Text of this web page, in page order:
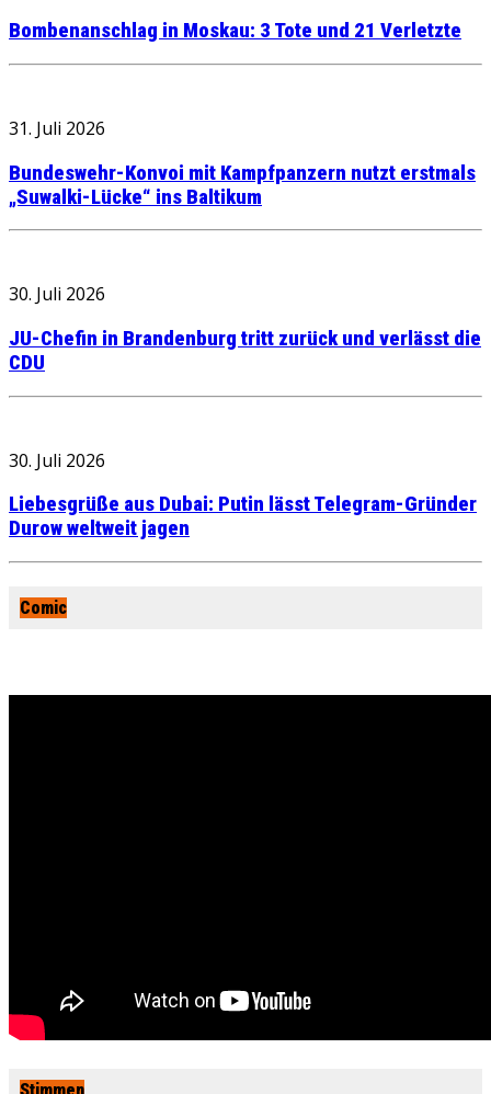
Bombenanschlag in Moskau: 3 Tote und 21 Verletzte
31. Juli 2026
Bundeswehr-Konvoi mit Kampfpanzern nutzt erstmals
„Suwalki-Lücke“ ins Baltikum
30. Juli 2026
JU-Chefin in Brandenburg tritt zurück und verlässt die
CDU
30. Juli 2026
Liebesgrüße aus Dubai: Putin lässt Telegram-Gründer
Durow weltweit jagen
Comic